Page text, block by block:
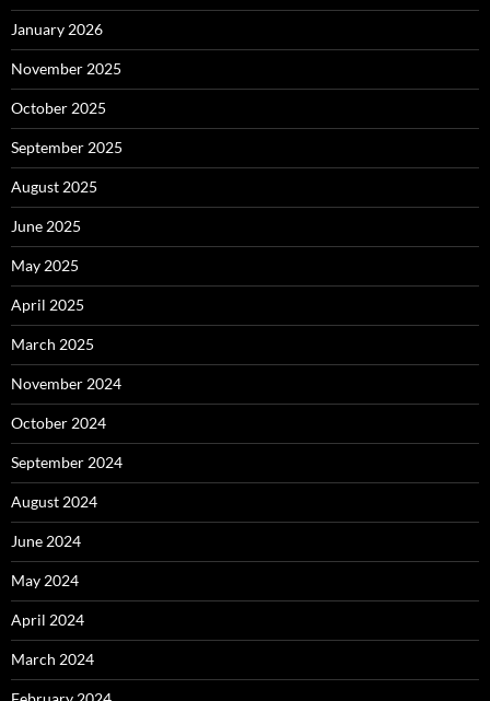
January 2026
November 2025
October 2025
September 2025
August 2025
June 2025
May 2025
April 2025
March 2025
November 2024
October 2024
September 2024
August 2024
June 2024
May 2024
April 2024
March 2024